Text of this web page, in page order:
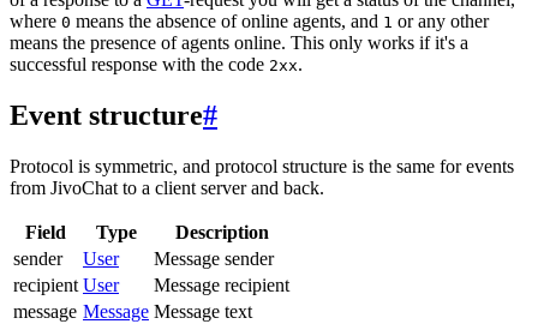
where 0 means the absence of online agents, and 1 or any other
means the presence of agents online. This only works if it's a
successful response with the code 2xx.
Event structure#
Protocol is symmetric, and protocol structure is the same for events
from JivoChat to a client server and back.
Field Type
Description
sender
User
Message sender
recipient User
Message recipient
message Message Message text